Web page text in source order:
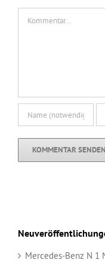
Mercedes-Benz N 1